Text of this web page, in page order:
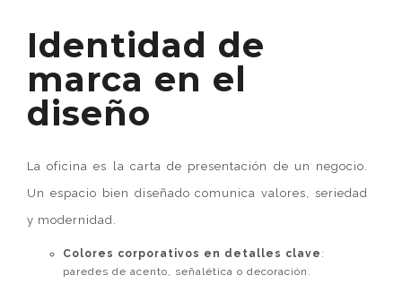
Identidad de
marca en el
diseño
La oficina es la carta de presentación de un negocio.
Un espacio bien diseñado comunica valores, seriedad
y modernidad.
Colores corporativos en detalles clave :
paredes de acento, señalética o decoración.